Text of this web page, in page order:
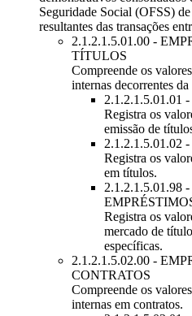
Seguridade Social (OFSS)
resultantes das transações
2.1.2.1.5.01.00 -
TÍTULOS
Compreende os
internas decorrentes
Registra os
emissão de
2.1.2.1.5.01.02
Registra os
em títulos.
2.1.2.1.5.01.98
Registra os
mercado de
específicas.
2.1.2.1.5.02.00 -
CONTRATOS
Compreende os
internas em contratos.